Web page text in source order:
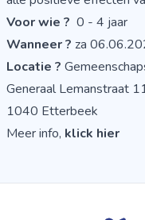
Voor wie ? 0 - 4 jaar
Wanneer ? za
Locatie ?
Generaal Lemanstraat
1040 Etterbeek
Meer info, klick hier